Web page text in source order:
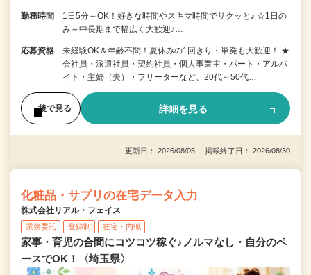
勤務時間
1日5分～OK！好きな時間やスキマ時間でサクッと♪ ☆1日の
み～中長期まで幅広く大歓迎♪…
応募資格
未経験OK＆年齢不問！夏休みの1回きり・単発も大歓迎！ ★
会社員・派遣社員・契約社員・個人事業主・パート・アルバ
イト・主婦（夫）・フリーターなど、20代～50代…
後で見る 詳細を見る
更新日： 2026/08/05 掲載終了日： 2026/08/30
化粧品・サプリの在宅データ入力
株式会社リアル・フェイス
業務委託 登録制 在宅・内職
家事・育児の合間にコツコツ稼ぐ♪ノルマなし・自分のペ
ースでOK！〈埼玉県〉